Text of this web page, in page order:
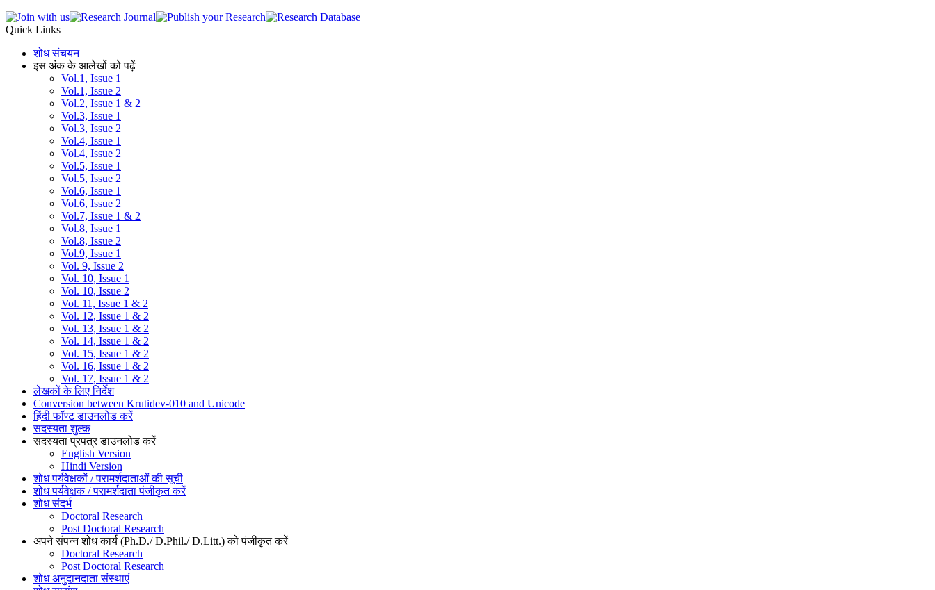
Quick Links
शोध संचयन
इस अंक के आलेखों को पढ़ें
Vol.1, Issue 1
Vol.1, Issue 2
Vol.2, Issue 1 & 2
Vol.3, Issue 1
Vol.3, Issue 2
Vol.4, Issue 1
Vol.4, Issue 2
Vol.5, Issue 1
Vol.5, Issue 2
Vol.6, Issue 1
Vol.6, Issue 2
Vol.7, Issue 1 & 2
Vol.8, Issue 1
Vol.8, Issue 2
Vol.9, Issue 1
Vol. 9, Issue 2
Vol. 10, Issue 1
Vol. 10, Issue 2
Vol. 11, Issue 1 & 2
Vol. 12, Issue 1 & 2
Vol. 13, Issue 1 & 2
Vol. 14, Issue 1 & 2
Vol. 15, Issue 1 & 2
Vol. 16, Issue 1 & 2
Vol. 17, Issue 1 & 2
लेखकों के लिए निर्देश
Conversion between Krutidev-010 and Unicode
हिंदी फॉण्ट डाउनलोड करें
सदस्यता शुल्क
सदस्यता प्रपत्र डाउनलोड करें
English Version
Hindi Version
शोध पर्यवेक्षकों / परामर्शदाताओं की सूची
शोध पर्यवेक्षक / परामर्शदाता पंजीकृत करें
शोध संदर्भ
Doctoral Research
Post Doctoral Research
अपने संपन्न शोध कार्य (Ph.D./ D.Phil./ D.Litt.) को पंजीकृत करें
Doctoral Research
Post Doctoral Research
शोध अनुदानदाता संस्थाएं